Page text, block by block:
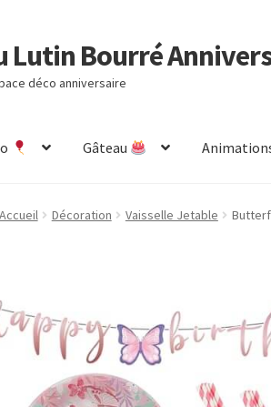
Lutin Bourré
déco anniversaire
Gâteau
Astuces et Conseils Boutique
Accueil Décoration Vaisselle Jetable